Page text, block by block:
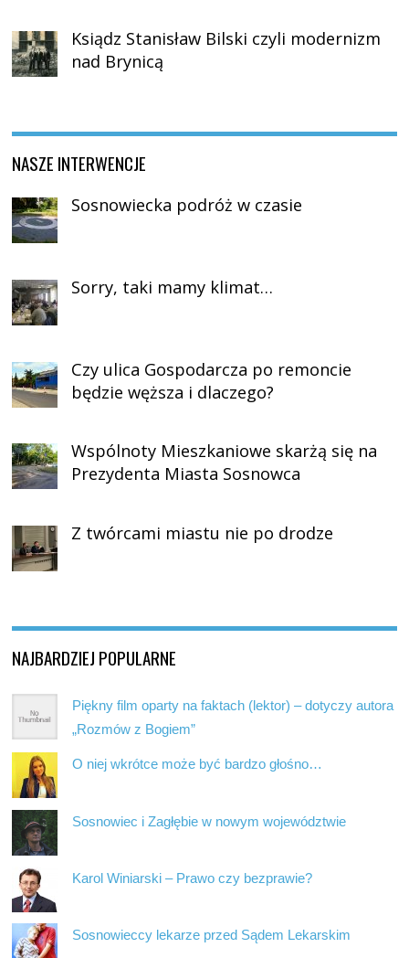
Ksiądz Stanisław Bilski czyli modernizm
nad Brynicą
NASZE INTERWENCJE
Sosnowiecka podróż w czasie
Sorry, taki mamy klimat…
Czy ulica Gospodarcza po remoncie
będzie węższa i dlaczego?
Wspólnoty Mieszkaniowe skarżą się na
Prezydenta Miasta Sosnowca
Z twórcami miastu nie po drodze
NAJBARDZIEJ POPULARNE
Piękny film oparty na faktach (lektor) – dotyczy autora
„Rozmów z Bogiem”
O niej wkrótce może być bardzo głośno…
Sosnowiec i Zagłębie w nowym województwie
Karol Winiarski – Prawo czy bezprawie?
Sosnowieccy lekarze przed Sądem Lekarskim